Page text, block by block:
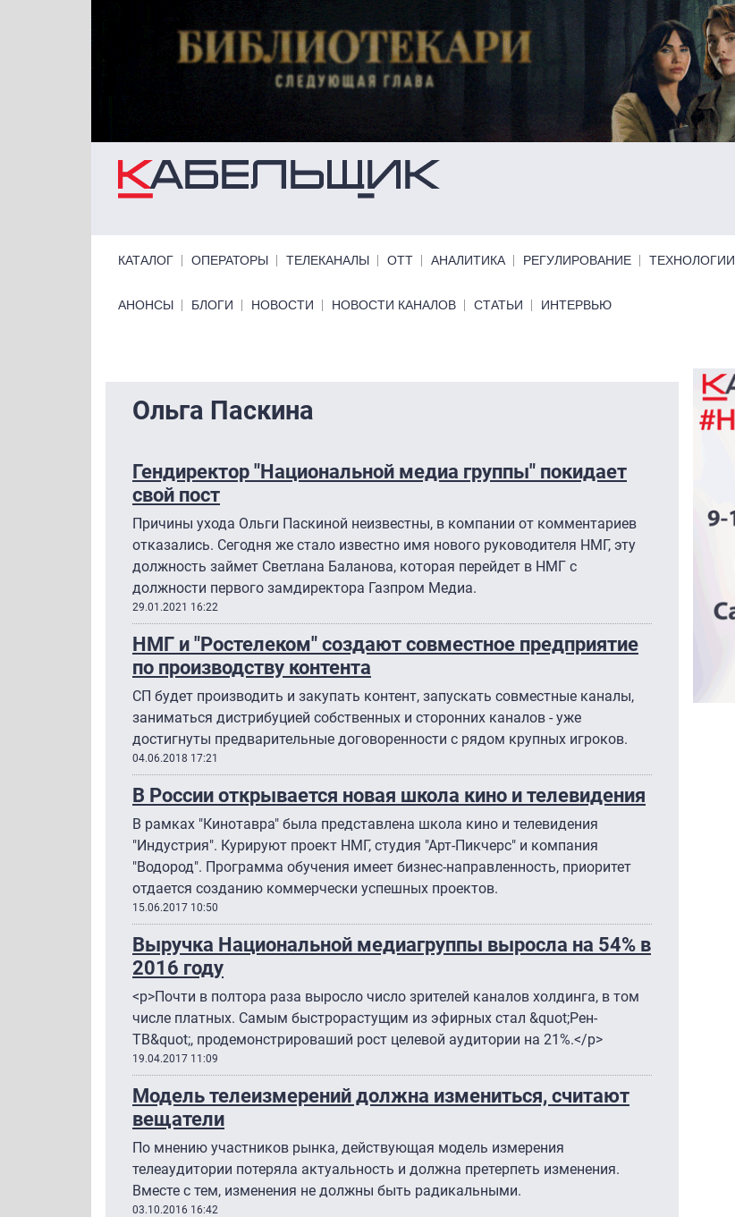
КАТАЛОГ ОПЕРАТОРЫ ТЕЛЕКАНАЛЫ ОТТ АНАЛИТИКА РЕГУЛИРОВАНИЕ ТЕХНОЛОГИИ
Primary links bottom
АНОНСЫ БЛОГИ НОВОСТИ НОВОСТИ КАНАЛОВ СТАТЬИ ИНТЕРВЬЮ
Ольга Паскина
Гендиректор "Национальной медиа группы" покидает
свой пост
Причины ухода Ольги Паскиной неизвестны, в компании от комментариев
отказались. Сегодня же стало известно имя нового руководителя НМГ, эту
должность займет Светлана Баланова, которая перейдет в НМГ с
должности первого замдиректора Газпром Медиа.
29.01.2021 16:22
НМГ и "Ростелеком" создают совместное предприятие
по производству контента
СП будет производить и закупать контент, запускать совместные каналы,
заниматься дистрибуцией собственных и сторонних каналов - уже
достигнуты предварительные договоренности с рядом крупных игроков.
04.06.2018 17:21
В России открывается новая школа кино и телевидения
В рамках "Кинотавра" была представлена школа кино и телевидения
"Индустрия". Курируют проект НМГ, студия "Арт-Пикчерс" и компания
"Водород". Программа обучения имеет бизнес-направленность, приоритет
отдается созданию коммерчески успешных проектов.
15.06.2017 10:50
Выручка Национальной медиагруппы выросла на 54% в
2016 году
<p>Почти в полтора раза выросло число зрителей каналов холдинга, в том
числе платных. Самым быстрорастущим из эфирных стал &quot;Рен-
ТВ&quot;, продемонстрироваший рост целевой аудитории на 21%.</p>
19.04.2017 11:09
Модель телеизмерений должна измениться, считают
вещатели
По мнению участников рынка, действующая модель измерения
телеаудитории потеряла актуальность и должна претерпеть изменения.
Вместе с тем, изменения не должны быть радикальными.
03.10.2016 16:42